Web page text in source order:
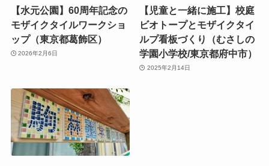
【水元公園】60周年記念の
モザイクタイルワークショ
ップ（東京都葛飾区）
2026年2月6日
【児童と一緒に施工】校庭
ビオトープとモザイクタイ
ルプ看板づくり（むさしの
学園小学校/東京都府中市）
2025年2月14日